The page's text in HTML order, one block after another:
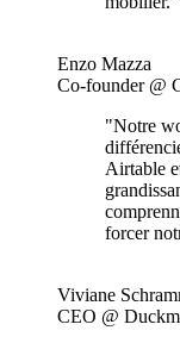
Enzo Mazza
Co-founder @
"Notre
Airtable
forcer
Viviane
CEO @